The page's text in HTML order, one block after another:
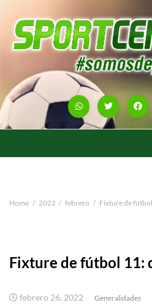
Home 2022 febrero Fixture de
Fixture de fútbol 11:
febrero 26, 2022 Generalidades